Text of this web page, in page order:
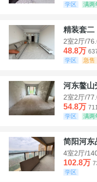
学区
满两
精装套二
2室2厅/
48.8万
学区
急售
河东鳌山
2室2厅/
54.8万
学区
满两
简阳河东
4室2厅/
102.8万
学区